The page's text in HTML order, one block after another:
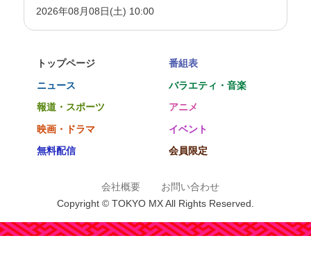
2026年08月08日(土) 10:00
トップページ
番組表
ニュース
バラエティ・音楽
報道・スポーツ
アニメ
映画・ドラマ
イベント
無料配信
会員限定
会社概要
お問い合わせ
Copyright © TOKYO MX All Rights Reserved.